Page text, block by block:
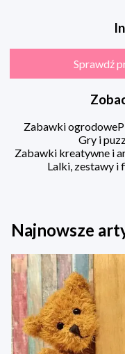
Sprawdź
Zabawki ogrodowe
Gry i
Zabawki kreatywne i
Lalki, zestawy i
Najnowsze